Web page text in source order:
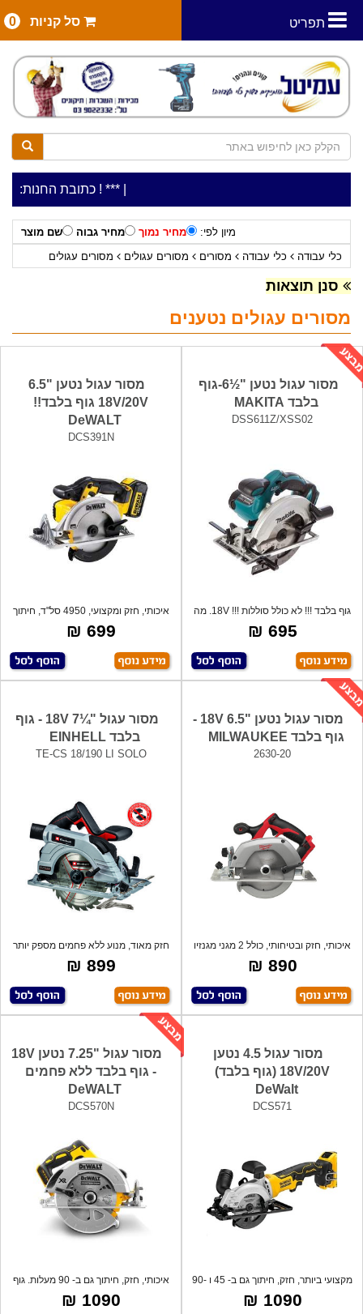
תפריט סל קניות 0
***כתובת החנות: רח' המלאכה 2, ביתן 8 (כניסה מרח' עמל ***כלי עבודה להשכרה בתעריף יומי משתלם ! ***
מיון לפי: מחיר נמוך מחיר גבוה
שם מוצר
כלי עבודה
כלי עבודה מסורים מסורים עגולים
מסורים עגולים
נטענים
סנן תוצאות
מסורים עגולים נטענים
מסור עגול נטען "½6-גוף
בלבד MAKITA
DSS611Z/XSS02
גוף בלבד !!! לא כולל סוללות !!! 18V. מה
695 ₪
מסור עגול נטען "6.5
18V/20V גוף בלבד!!
DeWALT
DCS391N
איכותי, חזק ומקצועי, 4950 סל"ד, חיתוך
ב-
699 ₪
מסור עגול נטען "6.5 18V -
גוף בלבד MILWAUKEE
2630-20
איכותי, חזק ובטיחותי, כולל 2 מגני מגנזיו
890 ₪
מסור עגול "¼7 18V - גוף
בלבד EINHELL
TE-CS 18/190 LI SOLO
חזק מאוד, מנוע ללא פחמים מספק יותר
כוח ו
899 ₪
מסור עגול 4.5 נטען
18V/20V (גוף בלבד)
DeWalt
DCS571
מקצועי ביותר, חזק, חיתוך גם ב- 45 ו -90
1090 ₪
מסור עגול "7.25 נטען 18V
- גוף בלבד ללא פחמים
DeWALT
DCS570N
איכותי, חזק, חיתוך גם ב- 90 מעלות. גוף
ב
1090 ₪